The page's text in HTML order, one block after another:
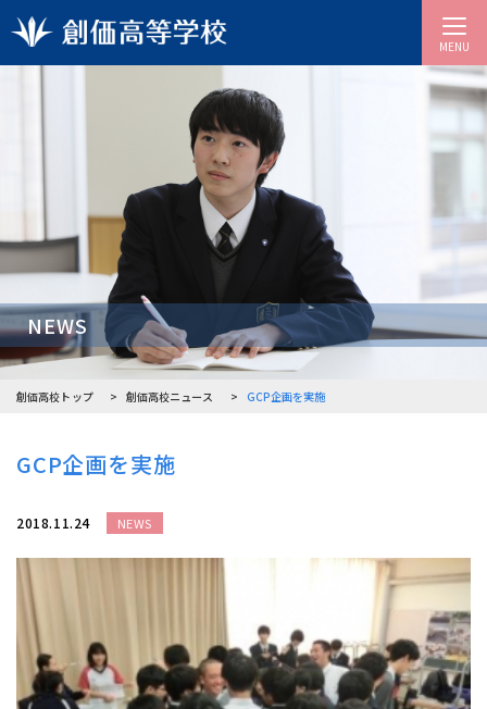
MENU
NEWS
創価高校トップ 創価高校ニュース GCP企画を実施
GCP企画を実施
2018.11.24 NEWS